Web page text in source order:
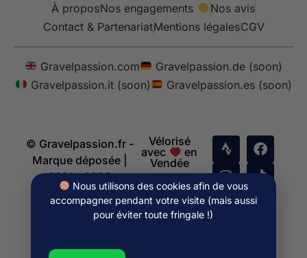
À proposNos engagements
Nos avis
Contact & PartenariatMentions légalesCGV
Gravelpassion.com
Gravelpassion.de (soon)
Gravelpassion.it (soon)
Gravelpassion.es (soon)
© Gravelpassion.fr -
Marque déposée |
2021 - 2026
Vélorisé
avec
en
Vendée
Nous utilisons des cookies afin de vous
accompagner pendant votre visite (mais aussi
pour éviter toute fringale !)